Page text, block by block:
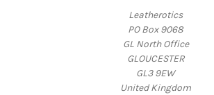
Leatherotics
PO Box 9068
GL North Office
GLOUCESTER
GL3 9EW
United Kingdom